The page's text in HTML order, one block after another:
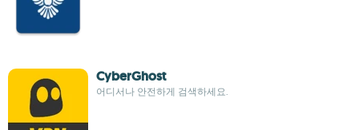
CyberGhost
어디서나 안전하게 검색하세요.